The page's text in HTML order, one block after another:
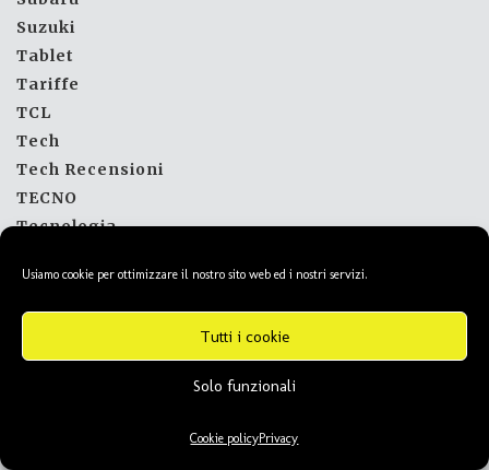
Usiamo cookie per ottimizzare il nostro sito web ed i nostri servizi.
Tutti i cookie
Solo funzionali
Cookie policyPrivacy
Suzuki
Tablet
Tariffe
TCL
Tech
Tech Recensioni
TECNO
Tecnologia
Tips and Tricks
TLC